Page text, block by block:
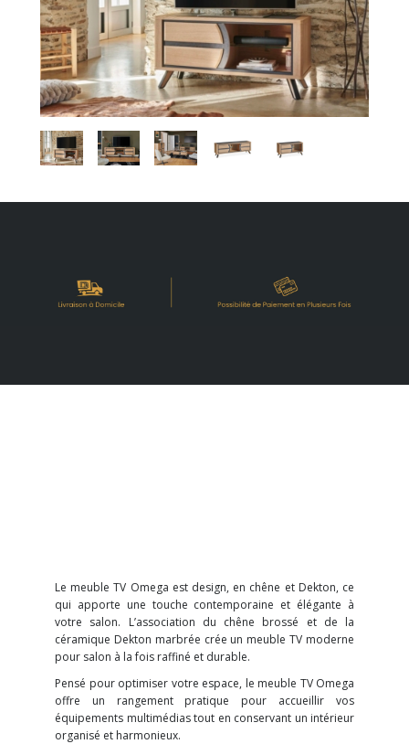
Le meuble TV Omega est design, en chêne et Dekton, ce
qui apporte une touche contemporaine et élégante à
votre salon. L’association du chêne brossé et de la
céramique Dekton marbrée crée un meuble TV moderne
pour salon à la fois raffiné et durable.
Pensé pour optimiser votre espace, le meuble TV Omega
offre un rangement pratique pour accueillir vos
équipements multimédias tout en conservant un intérieur
organisé et harmonieux.